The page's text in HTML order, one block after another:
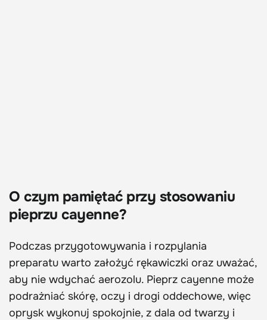
O czym pamiętać przy stosowaniu
pieprzu cayenne?
Podczas przygotowywania i rozpylania
preparatu warto założyć rękawiczki oraz uważać,
aby nie wdychać aerozolu. Pieprz cayenne może
podrażniać skórę, oczy i drogi oddechowe, więc
oprysk wykonuj spokojnie, z dala od twarzy i